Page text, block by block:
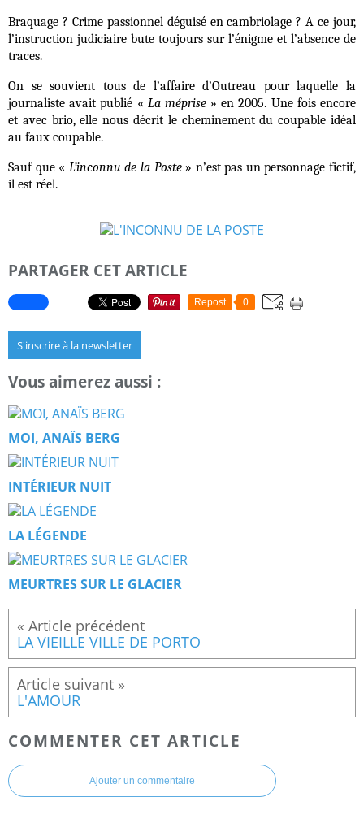
Braquage ? Crime passionnel déguisé en cambriolage ? A ce jour,
l’instruction judiciaire bute toujours sur l’énigme et l’absence de
traces.
On se souvient tous de l’affaire d’Outreau pour laquelle la
journaliste avait publié « La méprise» en 2005. Une fois encore
et avec brio, elle nous décrit le cheminement du coupable idéal
au faux coupable.
Sauf que « L’inconnu de la Poste» n’est pas un personnage fictif,
il est réel.
PARTAGER CET ARTICLE
Repost 0
S'inscrire à la newsletter
Vous aimerez aussi :
MOI, ANAÏS BERG
INTÉRIEUR NUIT
LA LÉGENDE
MEURTRES SUR LE GLACIER
LA VIEILLE VILLE DE PORTO
L'AMOUR
COMMENTER CET ARTICLE
Ajouter un commentaire